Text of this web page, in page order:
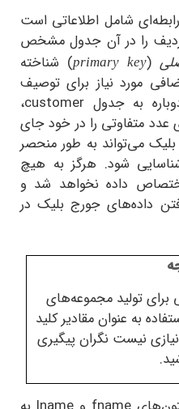
اطلاعاتی است
در آن جدول مشخص
primary
)شناخته
نیاز برای توصیف
جدول customer،
را در خود جای
به طور منحصر
۱ شناسایی شود. هرگز به هیچ
نخواهد شد و
جورج بلیک در
مجموعه‌های
مقادیر کلید
نگران پیگیری